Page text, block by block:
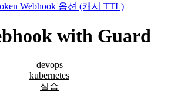
Webhook 옵션 (캐시 TTL)
with Guard
devops
kubernetes
실습